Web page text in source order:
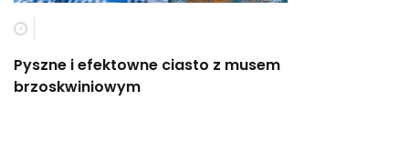
Pyszne i efektowne ciasto z musem
brzoskwiniowym